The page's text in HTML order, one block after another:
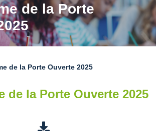
de la Porte
de la Porte Ouverte 2025
de la Porte Ouverte 2025